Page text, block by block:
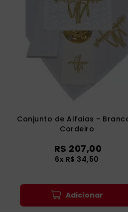
Conjunto de Alfaias -
Cordeiro
R$ 207,00
6x R$ 34,50
Adicionar